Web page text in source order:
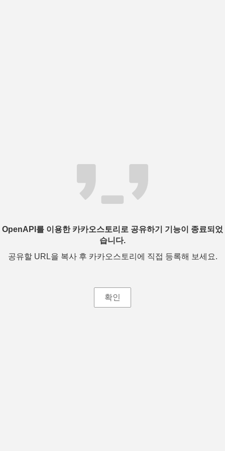
OpenAPI를 이용한 카카오스토리로 공유하기 기능이 종료되었
습니다.
공유할 URL을 복사 후 카카오스토리에 직접 등록해 보세요.
확인